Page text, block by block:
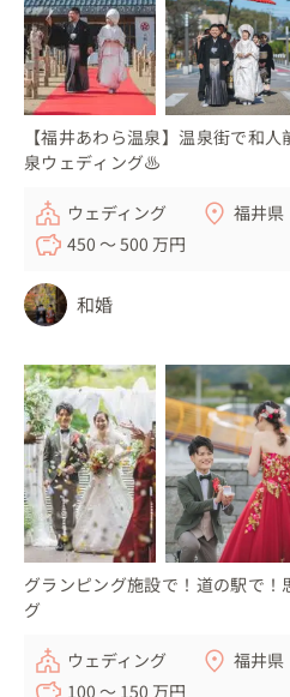
【福井あわら温泉】温泉街で和
泉ウェディング♨
ウェディング
福井県
450 〜 500 万円
和婚
グランピング施設で！道の駅で
グ
ウェディング
福井県
100 〜 150 万円